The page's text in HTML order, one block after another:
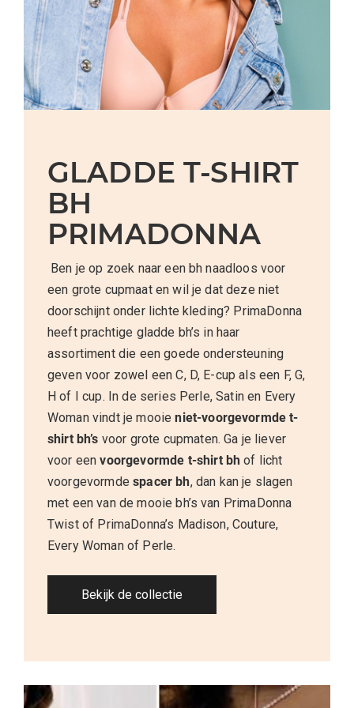
GLADDE T-SHIRT
BH
PRIMADONNA
Ben je op zoek naar een bh naadloos voor
een grote cupmaat en wil je dat deze niet
doorschijnt onder lichte kleding? PrimaDonna
heeft prachtige gladde bh’s in haar
assortiment die een goede ondersteuning
geven voor zowel een C, D, E-cup als een F, G,
H of I cup. In de series Perle, Satin en Every
Woman vindt je mooieniet-voorgevormdet-
shirtbh’s voor grote cupmaten. Ga je liever
voor eenvoorgevormde t-shirtbh of licht
voorgevormdespacer bh, dan kan je slagen
met een van de mooie bh’s van PrimaDonna
Twist of PrimaDonna’s Madison, Couture,
Every Woman of Perle.
Bekijk de collectie